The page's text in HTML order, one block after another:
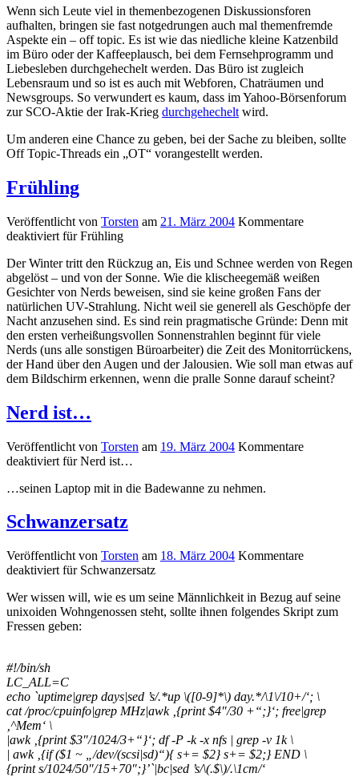
Wenn sich Leute viel in themenbezogenen Diskussionsforen
aufhalten, bringen sie fast notgedrungen auch mal themenfremde
Aspekte ein – off topic. Es ist wie das niedliche kleine Katzenbild
im Büro oder der Kaffeeplausch, bei dem Fernsehprogramm und
Liebesleben durchgehechelt werden. Das Büro ist zugleich
Lebensraum und so ist es auch mit Webforen, Chaträumen und
Newsgroups. So verwundert es kaum, dass im Yahoo-Börsenforum
zur SCO-Aktie der Irak-Krieg durchgehechelt wird.
Um anderen eine Chance zu geben, bei der Sache zu bleiben, sollte
Off Topic-Threads ein „OT“ vorangestellt werden.
Frühling
Veröffentlicht von Torsten am 21. März 2004 Kommentare
deaktiviert für Frühling
Der Winter tritt den Rückzug an, Eis und Schnee werden von Regen
abgelöst – und von der Sonne. Wie die klischeegemäß weißen
Gesichter von Nerds beweisen, sind sie keine großen Fans der
natürlichen UV-Strahlung. Nicht weil sie generell als Geschöpfe der
Nacht anzusehen sind. Es sind rein pragmatische Gründe: Denn mit
den ersten verheißungsvollen Sonnenstrahlen beginnt für viele
Nerds (uns alle sonstigen Büroarbeiter) die Zeit des Monitorrückens,
der Hand über den Augen und der Jalousien. Wie soll man etwas auf
dem Bildschirm erkennen, wenn die pralle Sonne darauf scheint?
Nerd ist…
Veröffentlicht von Torsten am 19. März 2004 Kommentare
deaktiviert für Nerd ist…
…seinen Laptop mit in die Badewanne zu nehmen.
Schwanzersatz
Veröffentlicht von Torsten am 18. März 2004 Kommentare
deaktiviert für Schwanzersatz
Wer wissen will, wie es um seine Männlichkeit in Bezug auf seine
unixoiden Wohngenossen steht, sollte ihnen folgendes Skript zum
Fressen geben:
#!/bin/sh
LC_ALL=C
echo `uptime|grep days|sed ’s/.*up \([0-9]*\) day.*/\1\/10+/‘; \
cat /proc/cpuinfo|grep MHz|awk ‚{print $4″/30 +“;}‘; free|grep
‚^Mem‘ \
|awk ‚{print $3″/1024/3+“}‘; df -P -k -x nfs | grep -v 1k \
| awk ‚{if ($1 ~ „/dev/(scsi|sd)“){ s+= $2} s+= $2;} END \
{print s/1024/50″/15+70″;}’`|bc|sed ’s/\(.$\)/.\1cm/‘